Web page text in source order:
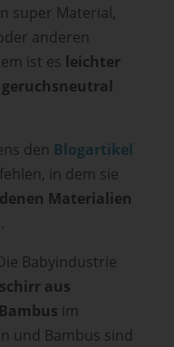
super Material,
anderen
ist es leichter
geruchsneutral
den Blogartikel
in dem sie
Materialien
Babyindustrie
aus
im
und Bambus sind